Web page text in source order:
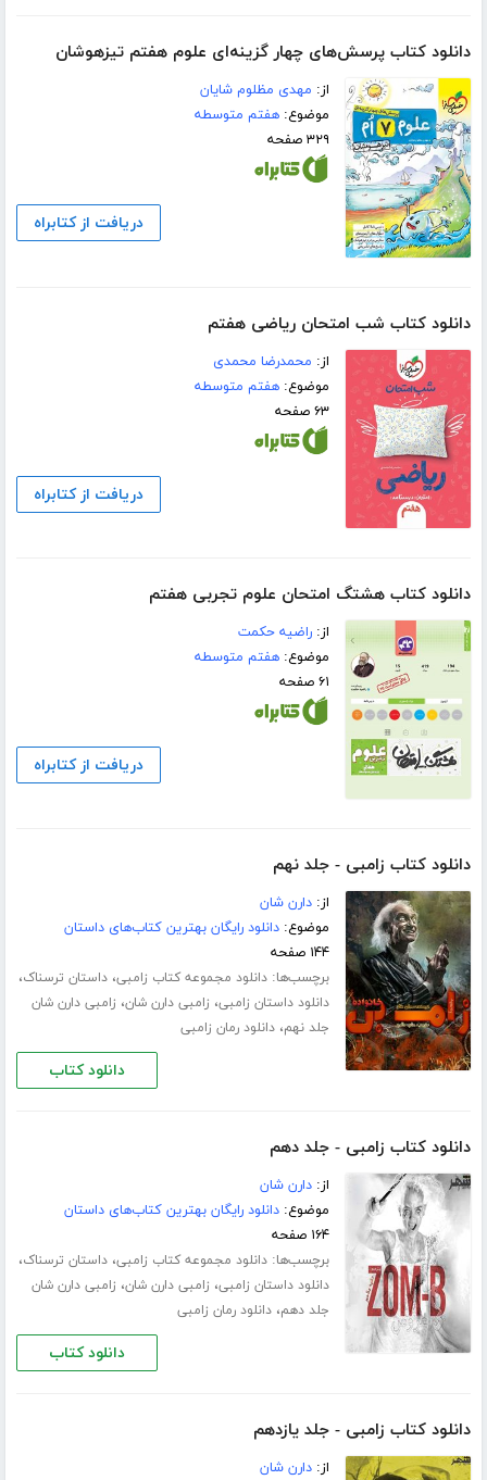
دانلود کتاب پرسش‌های چهار گزینه‌ای علوم هفتم تیزهوشان
از: مهدی مظلوم شایان
موضوع:هفتم متوسطه
۳۲۹ صفحه
دریافت از کتابراه
دانلود کتاب شب امتحان ریاضی هفتم
از: محمدرضا محمدی
موضوع:هفتم متوسطه
۶۳ صفحه
دریافت از کتابراه
دانلود کتاب هشتگ امتحان علوم تجربی هفتم
از:راضیه حکمت
موضوع:هفتم متوسطه
۶۱ صفحه
دریافت از کتابراه
دانلود کتاب زامبی - جلد نهم
از:دارن شان
موضوع:دانلود رایگان بهترین کتاب‌های داستان
۱۴۴ صفحه
برچسب‌ها:دانلود مجموعه کتاب زامبی،داستان ترسناک،
دانلود داستان زامبی، زامبی دارن شان، زامبی دارن شان
جلد نهم،دانلود رمان زامبی
دانلود کتاب
دانلود کتاب زامبی - جلد دهم
از:دارن شان
موضوع:دانلود رایگان بهترین کتاب‌های داستان
۱۶۴ صفحه
برچسب‌ها:دانلود مجموعه کتاب زامبی،داستان ترسناک،
دانلود داستان زامبی، زامبی دارن شان، زامبی دارن شان
جلد دهم،دانلود رمان زامبی
دانلود کتاب
دانلود کتاب زامبی - جلد یازدهم
از:دارن شان